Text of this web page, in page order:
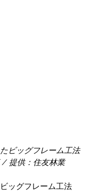
ビッグフレーム工法
/ 提供：住友林業
ッグフレーム工法